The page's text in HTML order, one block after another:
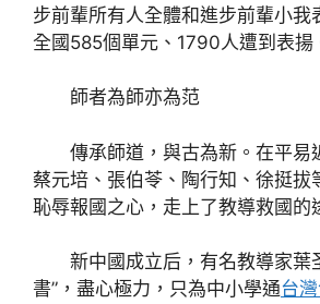
步前輩所有人全體和進步前輩小我
全國585個單元、1790人遭到表揚
師者為師亦為范
傳承師道，與古為新。在平易
蔡元培、張伯苓、陶行知、徐挺拔
恥辱報國之心，走上了教導救國的
新中國成立后，有名教導家葉
書”，盡心極力，只為中小學通台